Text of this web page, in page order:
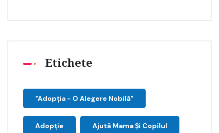
Etichete
"Adopţia - O Alegere Nobilă"
Adopție Ajută Mama Și Copilul